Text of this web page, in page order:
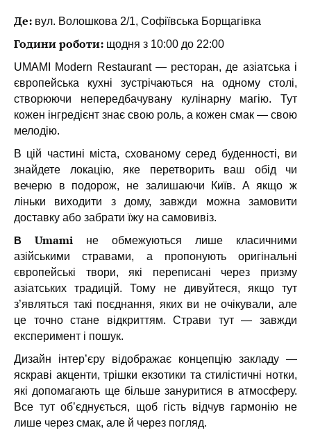
Де: вул. Волошкова 2/1, Софіївська Борщагівка
Години роботи: щодня з 10:00 до 22:00
UMAMI Modern Restaurant — ресторан, де азіатська і
європейська кухні зустрічаються на одному столі,
створюючи непередбачувану кулінарну магію. Тут
кожен інгредієнт знає свою роль, а кожен смак — свою
мелодію.
В цій частині міста, схованому серед буденності, ви
знайдете локацію, яке перетворить ваш обід чи
вечерю в подорож, не залишаючи Київ. А якщо ж
ліньки виходити з дому, завжди можна замовити
доставку або забрати їжу на самовивіз.
В Umami не обмежуються лише класичними
азійськими стравами, а пропонують оригінальні
європейські твори, які переписані через призму
азіатських традицій. Тому не дивуйтеся, якщо тут
з’являться такі поєднання, яких ви не очікували, але
це точно стане відкриттям. Страви тут — завжди
експеримент і пошук.
Дизайн інтер’єру відображає концепцію закладу —
яскраві акценти, трішки екзотики та стилістичні нотки,
які допомагають ще більше зануритися в атмосферу.
Все тут об’єднується, щоб гість відчув гармонію не
лише через смак, але й через погляд.